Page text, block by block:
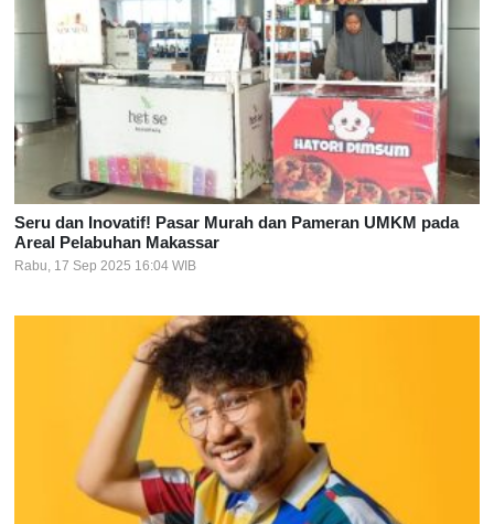
Seru dan Inovatif! Pasar Murah dan Pameran UMKM pada
Areal Pelabuhan Makassar
Rabu, 17 Sep 2025 16:04 WIB